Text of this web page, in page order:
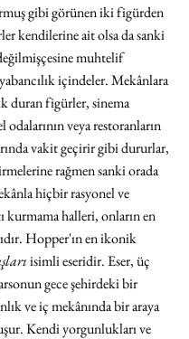
gibi görünen iki figürden
kendilerine ait olsa da sanki
muhtelif
içindeler. Mekânlara
duran figürler, sinema
odalarının veya restoranların
vakit geçirir gibi dururlar,
rağmen sanki orada
hiçbir rasyonel ve
kurmama halleri, onların en
Hopper'ın en ikonik
isimli eseridir. Eser, üç
gece şehirdeki bir
ve iç mekânında bir araya
Kendi yorgunlukları ve